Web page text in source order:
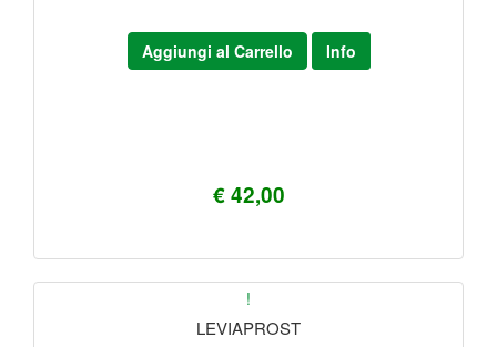
€ 42,00
Aggiungi al Carrello Info
!
LEVIAPROST